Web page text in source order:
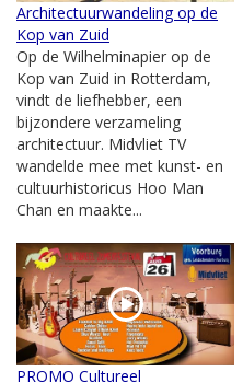
Architectuurwandeling op de
Kop van Zuid
Op de Wilhelminapier op de
Kop van Zuid in Rotterdam,
vindt de liefhebber, een
bijzondere verzameling
architectuur. Midvliet TV
wandelde mee met kunst- en
cultuurhistoricus Hoo Man
Chan en maakte...
PROMO Cultureel